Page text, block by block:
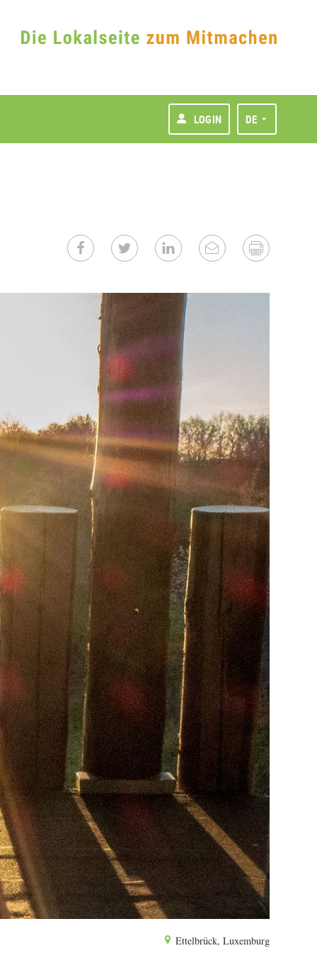
LOGIN DE
Ettelbrück, Luxemburg